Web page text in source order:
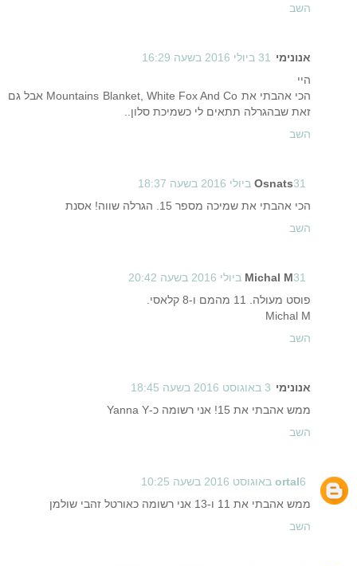
השב
אנונימי
31 ביולי 2016 בשעה 16:29
היי
הכי אהבתי את Mountains Blanket, White Fox And Co אבל גם
זאת שבהגרלה תתאים לי כשמיכת סלון..
השב
Osnats31 ביולי 2016 בשעה 18:37
הכי אהבתי את שמיכה מספר 15. הגרלה שווה! אסנת
השב
Michal M31 ביולי 2016 בשעה 20:42
פוסט מעולה. 11 מהמם ו-8 קלאסי.
Michal M
השב
אנונימי 3 באוגוסט 2016 בשעה 18:45
ממש אהבתי את 15! אני רשומה כ-Yanna Y
השב
ortal6 באוגוסט 2016 בשעה 10:25
ממש אהבתי את 11 ו-13 אני רשומה כאורטל זהבי שולמן
השב